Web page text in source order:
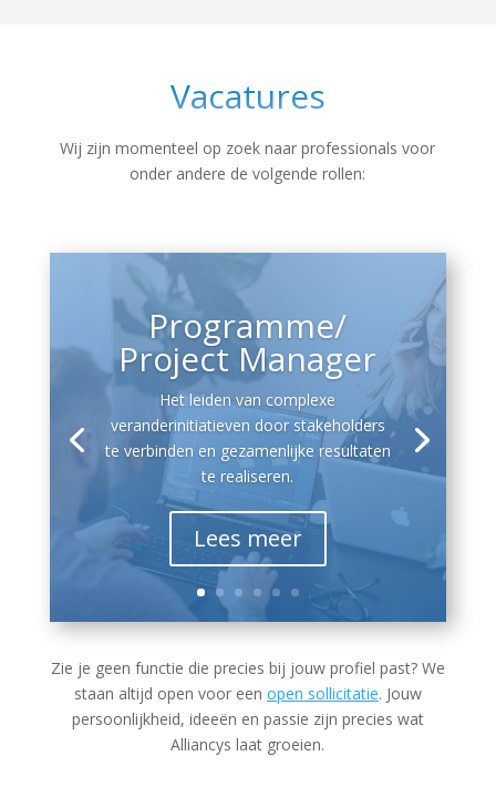
Vacatures
Wij zijn momenteel op zoek naar professionals voor
onder andere de volgende rollen:
Programme/
Project Manager
Het leiden van complexe
veranderinitiatieven door stakeholders
te verbinden en gezamenlijke resultaten
te realiseren.
Lees meer
Zie je geen functie die precies bij jouw profiel past? We
staan altijd open voor een open sollicitatie. Jouw
persoonlijkheid, ideeën en passie zijn precies wat
Alliancys laat groeien.